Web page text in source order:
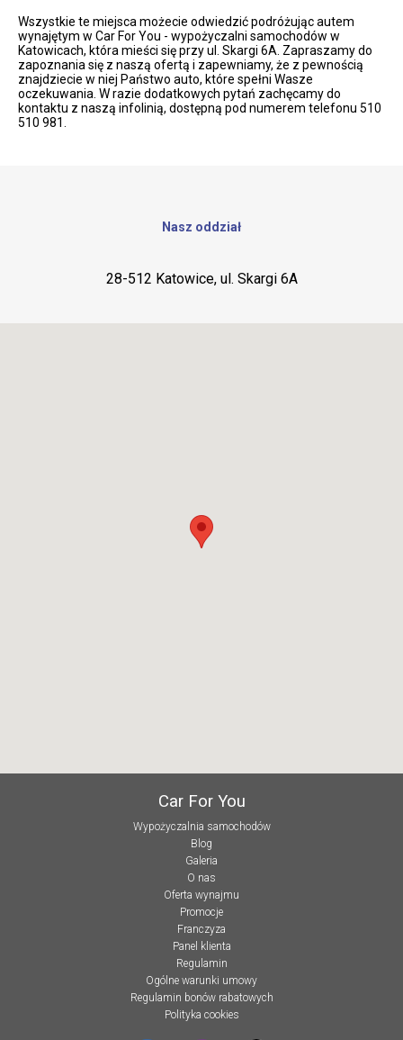
Wszystkie te miejsca możecie odwiedzić podróżując autem
wynajętym w Car For You - wypożyczalni samochodów w
Katowicach, która mieści się przy ul. Skargi 6A. Zapraszamy do
zapoznania się z naszą ofertą i zapewniamy, że z pewnością
znajdziecie w niej Państwo auto, które spełni Wasze
oczekuwania. W razie dodatkowych pytań zachęcamy do
kontaktu z naszą infolinią, dostępną pod numerem telefonu 510
510 981.
Nasz oddział
28-512 Katowice, ul. Skargi 6A
Car For You
Wypożyczalnia samochodów
Blog
Galeria
O nas
Oferta wynajmu
Promocje
Franczyza
Panel klienta
Regulamin
Ogólne warunki umowy
Regulamin bonów rabatowych
Polityka cookies